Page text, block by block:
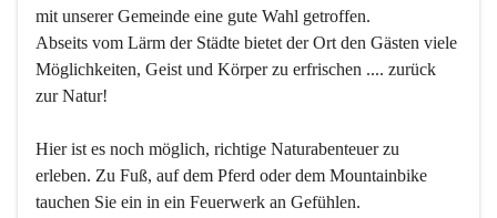
mit unserer Gemeinde eine gute Wahl getroffen.
Abseits vom Lärm der Städte bietet der Ort den Gästen viele
Möglichkeiten, Geist und Körper zu erfrischen .... zurück
zur Natur!
Hier ist es noch möglich, richtige Naturabenteuer zu
erleben. Zu Fuß, auf dem Pferd oder dem Mountainbike
tauchen Sie ein in ein Feuerwerk an Gefühlen.